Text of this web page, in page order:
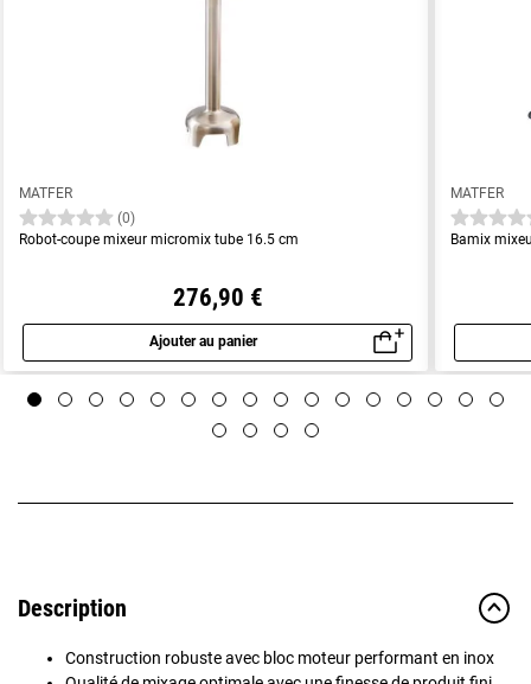
MATFER
(0)
Robot-coupe mixeur micromix tube 16.5 cm
276,90 €
Ajouter au panier
Aperçu rapide
MATFER
Bamix
Description
Construction robuste avec bloc moteur performant en inox